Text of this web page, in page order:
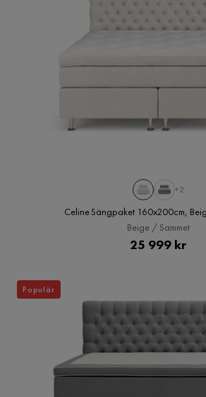
+2
Celine Sängpaket 160x200cm,
Beige / Sammet
Pris
25 999 kr
Populär